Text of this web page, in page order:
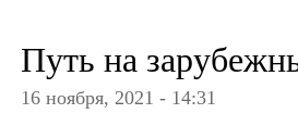
Путь на
16 ноября, 2021 - 14:31